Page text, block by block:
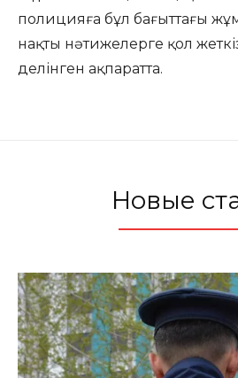
полицияға бұл бағыттағы
нақты нәтижелерге қол
делінген ақпаратта.
Новые